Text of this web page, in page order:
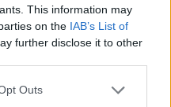
This information may
on the IAB’s List of
further disclose it to other
Outs
τμήμα της αγοράς
έναντι της